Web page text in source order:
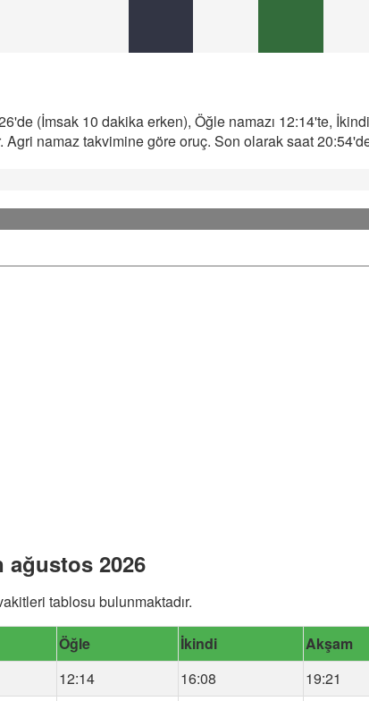
(İmsak 10 dakika erken), Öğle namazı 12:14'te,
namaz takvimine göre oruç. Son olarak saat 20:54'de
ağustos 2026
tablosu bulunmaktadır.
Öğle İkindi Akşam
12:14 16:08 19:21